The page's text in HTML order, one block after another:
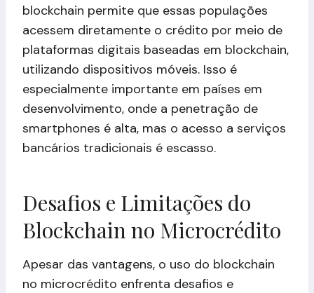
blockchain permite que essas populações
acessem diretamente o crédito por meio de
plataformas digitais baseadas em blockchain,
utilizando dispositivos móveis. Isso é
especialmente importante em países em
desenvolvimento, onde a penetração de
smartphones é alta, mas o acesso a serviços
bancários tradicionais é escasso.
Desafios e Limitações do
Blockchain no Microcrédito
Apesar das vantagens, o uso do blockchain
no microcrédito enfrenta desafios e